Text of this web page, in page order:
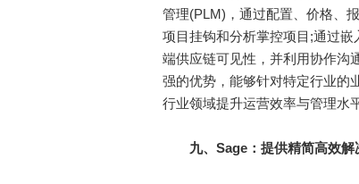
管理(PLM)，通过配置、价格、
项目挂钩和分析掌控项目;通过
端供应链可见性，并利用协作沟
强的优势，能够针对特定行业的
行业领域提升运营效率与管理水平
九、Sage：提供精简高效解